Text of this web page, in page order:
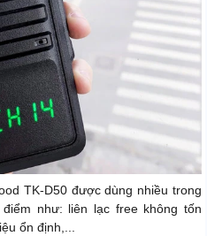
TK-D50 được dùng nhiều trong
như: liên lạc free không tốn
ổn định,...